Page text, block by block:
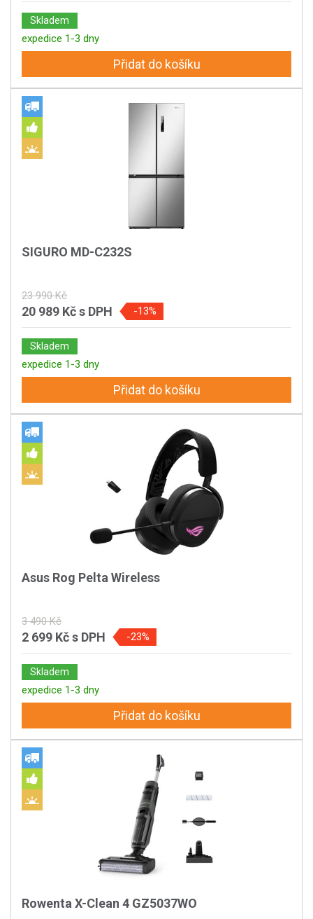
Skladem
expedice 1-3 dny
Přidat do košíku
SIGURO MD-C232S
23 990 Kč
20 989 Kčs DPH -13%
Skladem
expedice 1-3 dny
Přidat do košíku
Asus Rog Pelta Wireless
3 490 Kč
2 699 Kčs DPH -23%
Skladem
expedice 1-3 dny
Přidat do košíku
Rowenta X-Clean 4 GZ5037WO